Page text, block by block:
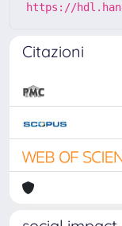
https://
Citazioni